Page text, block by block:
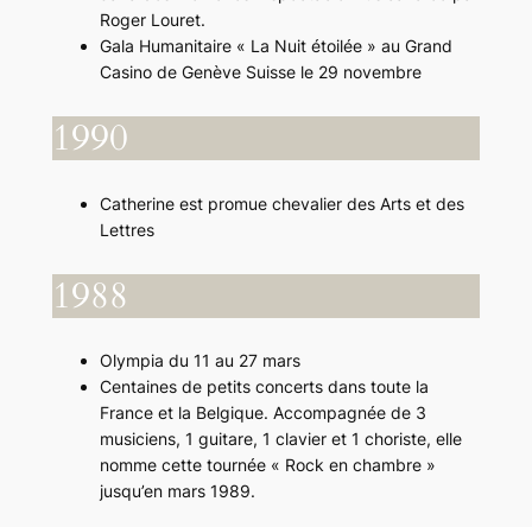
Roger Louret.
Gala Humanitaire « La Nuit étoilée » au Grand
Casino de Genève Suisse le 29 novembre
1990
Catherine est promue chevalier des Arts et des
Lettres
1988
Olympia du 11 au 27 mars
Centaines de petits concerts dans toute la
France et la Belgique. Accompagnée de 3
musiciens, 1 guitare, 1 clavier et 1 choriste, elle
nomme cette tournée « Rock en chambre »
jusqu’en mars 1989.